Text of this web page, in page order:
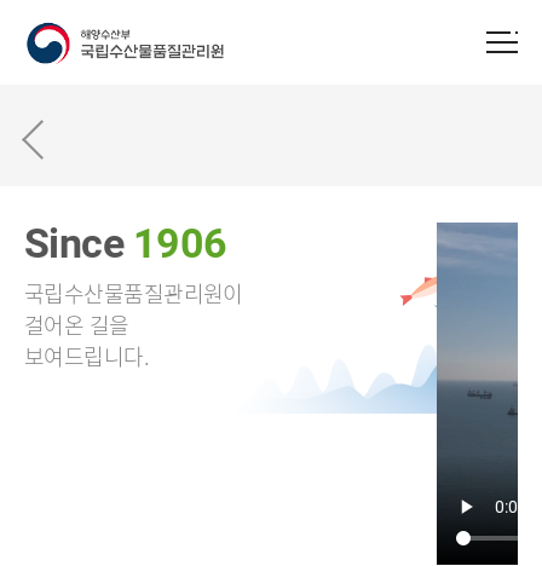
Since 1906
국립수산물품질관리원이
걸어온 길을
보여드립니다.